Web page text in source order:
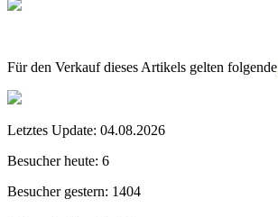
Für den Verkauf dieses Artikels gelten folgende
Letztes Update: 04.08.2026
Besucher heute: 6
Besucher gestern: 1404